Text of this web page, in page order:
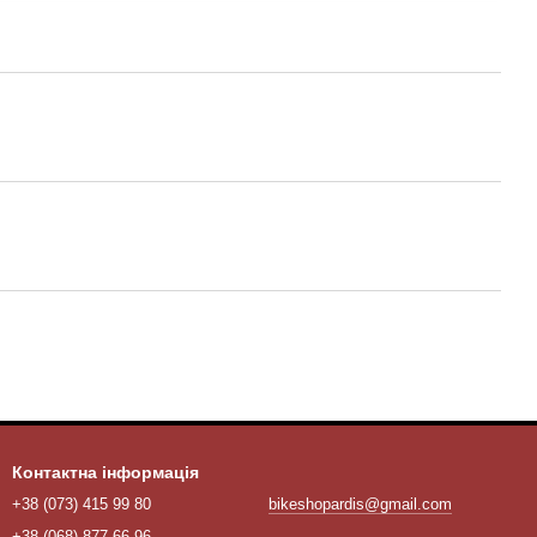
Контактна інформація
+38 (073) 415 99 80
bikeshopardis@gmail.com